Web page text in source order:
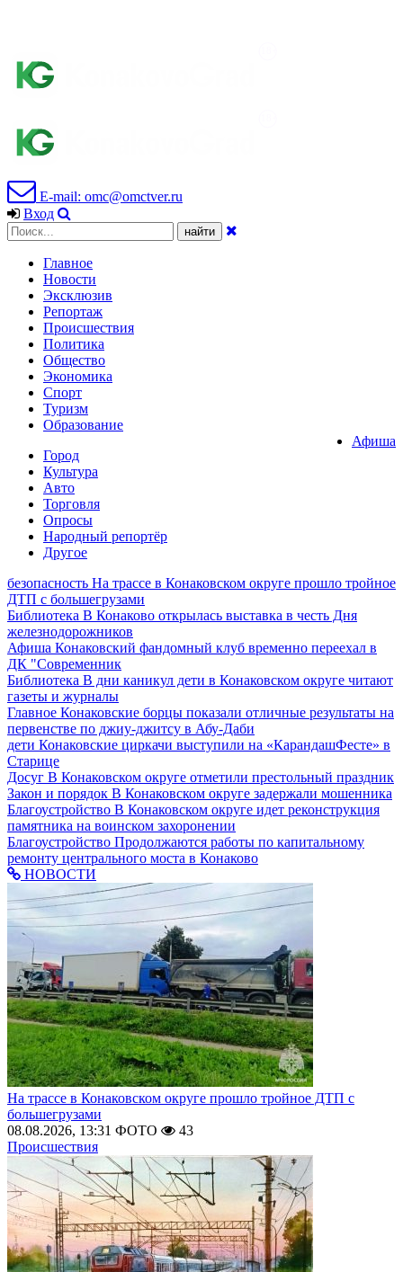
E-mail: omc@omctver.ru
Вход
Главное
Новости
Эксклюзив
Репортаж
Происшествия
Политика
Общество
Экономика
Спорт
Туризм
Образование
Афиша
Город
Культура
Авто
Торговля
Опросы
Народный репортёр
Другое
безопасность На трассе в Конаковском округе прошло тройное
ДТП с большегрузами
Библиотека В Конаково открылась выставка в честь Дня
железнодорожников
Афиша Конаковский фандомный клуб временно переехал в
ДК "Современник
Библиотека В дни каникул дети в Конаковском округе читают
газеты и журналы
Главное Конаковские борцы показали отличные результаты на
первенстве по джиу-джитсу в Абу-Даби
дети Конаковские циркачи выступили на «КарандашФесте» в
Старице
Досуг В Конаковском округе отметили престольный праздник
Закон и порядок В Конаковском округе задержали мошенника
Благоустройство В Конаковском округе идет реконструкция
памятника на воинском захоронении
Благоустройство Продолжаются работы по капитальному
ремонту центрального моста в Конаково
НОВОСТИ
На трассе в Конаковском округе прошло тройное ДТП с
большегрузами
08.08.2026, 13:31 ФОТО
43
Происшествия